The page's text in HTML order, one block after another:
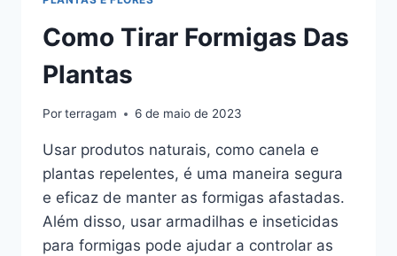
Como Tirar Formigas Das
Plantas
Porterragam 6 de maio de 2023
Usar produtos naturais, como canela e
plantas repelentes, é uma maneira segura
e eficaz de manter as formigas afastadas.
Além disso, usar armadilhas e inseticidas
para formigas pode ajudar a controlar as